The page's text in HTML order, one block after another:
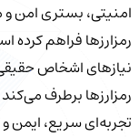
امنیتی، بستری امن و
رمزارزها فراهم کرده
نیازهای اشخاص
رمزارزها برطرف می‌کند
تجربه‌ای سریع، ایمن و